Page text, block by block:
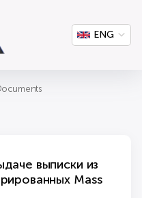
ENG
выписки из
Mass